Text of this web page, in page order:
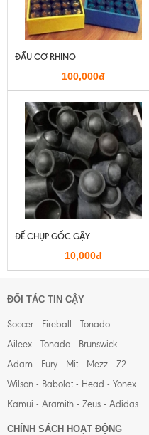
ĐẦU CƠ RHINO
100,000đ
ĐẾ CHỤP GỐC GẬY
10,000đ
ĐỐI TÁC TIN CẬY
Soccer - Fireball - Tonado
Aileex - Tonado - Brunswick
Adam - Fury - Mit - Mezz - Z2
Wilson - Babolat - Head - Yonex
Kamui - Aramith - Zeus - Adidas
CHÍNH SÁCH HOẠT ĐỘNG